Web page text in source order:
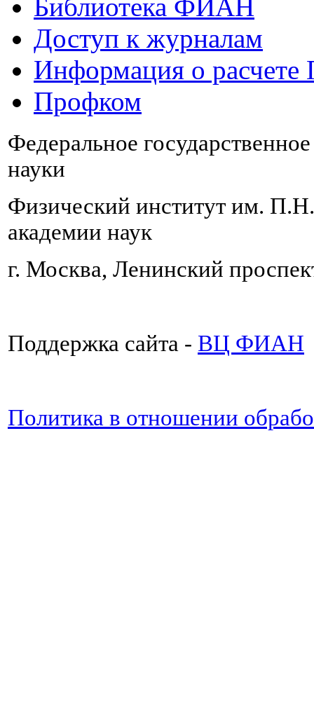
Библиотека ФИАН
Доступ к журналам
Информация о
Профком
Федеральное
науки
Физический институт им.
академии наук
г. Москва, Ленинский
Поддержка сайта - ВЦ ФИАН
Политика в отношении